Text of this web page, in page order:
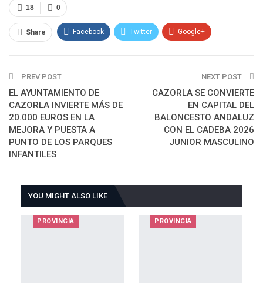
0
18
Share Facebook Twitter Google+
Email
PREV POST
EL AYUNTAMIENTO DE
CAZORLA INVIERTE MÁS DE
20.000 EUROS EN LA
MEJORA Y PUESTA A
PUNTO DE LOS PARQUES
INFANTILES
NEXT POST
CAZORLA SE CONVIERTE
EN CAPITAL DEL
BALONCESTO ANDALUZ
CON EL CADEBA 2026
JUNIOR MASCULINO
YOU MIGHT ALSO LIKE
PROVINCIA PROVINCIA